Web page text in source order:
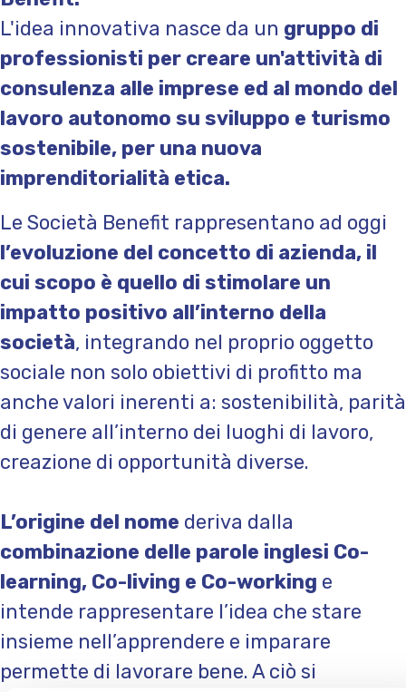
L'idea innovativa nasce da un gruppo di
professionisti per creare un'attività di
consulenza alle imprese ed al mondo del
lavoro autonomo su sviluppo e turismo
sostenibile, per una nuova
imprenditorialità etica.
Le Società Benefit rappresentano ad oggi
l’evoluzione del concetto di azienda, il
cui scopo è quello di stimolare un
impatto positivo all’interno della
società, integrando nel proprio oggetto
sociale non solo obiettivi di profitto ma
anche valori inerenti a: sostenibilità, parità
di genere all’interno dei luoghi di lavoro,
creazione di opportunità diverse.
L’origine del nome deriva dalla
combinazione delle parole inglesi Co-
learning, Co-living e Co-working e
intende rappresentare l’idea che stare
insieme nell’apprendere e imparare
permette di lavorare bene. A ciò si